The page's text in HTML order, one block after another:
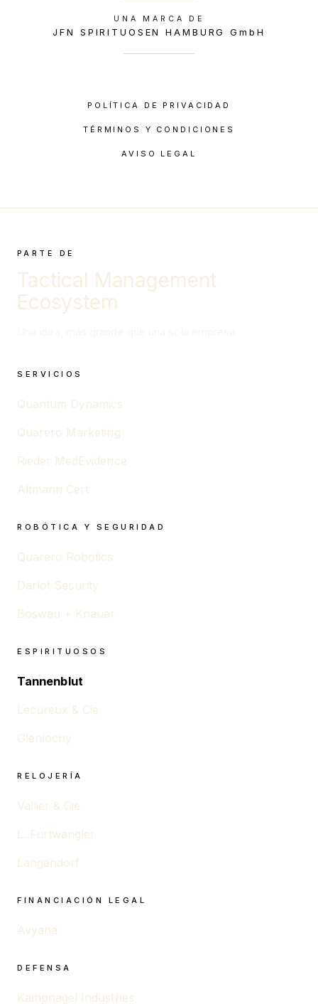
UNA MARCA DE
JFN SPIRITUOSEN HAMBURG GmbH
POLÍTICA DE PRIVACIDAD
TÉRMINOS Y CONDICIONES
AVISO LEGAL
PARTE DE
Tactical Management
Ecosystem
SERVICIOS
Quantum Dynamics
Quarero Marketing
Rieder MedEvidence
Altmann Cert
ROBÓTICA Y SEGURIDAD
Quarero Robotics
Darlot Security
Boswau + Knauer
ESPIRITUOSOS
Tannenblut
Lecureux & Cie
Glenlochy
RELOJERÍA
Vallier & Cie
L. Furtwängler
Langendorf
FINANCIACIÓN LEGAL
Avyana
DEFENSA
Kampnagel Industries